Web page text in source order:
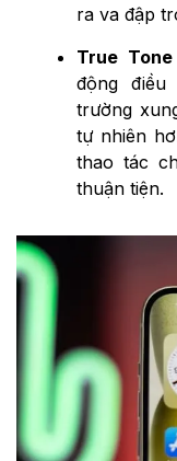
ra va đập
True
động
trường
tự nhiên
thao tác
thuận tiện.